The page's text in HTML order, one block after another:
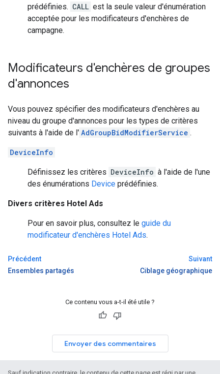
prédéfinies. CALL est la seule valeur d'énumération
acceptée pour les modificateurs d'enchères de
campagne.
Modificateurs d'enchères de groupes
d'annonces
Vous pouvez spécifier des modificateurs d'enchères au
niveau du groupe d'annonces pour les types de critères
suivants à l'aide de l' AdGroupBidModifierService .
DeviceInfo
Définissez les critères DeviceInfo à l'aide de l'une
des énumérations Device prédéfinies.
Divers critères Hotel Ads
Pour en savoir plus, consultez le guide du
modificateur d'enchères Hotel Ads.
Précédent
Ensembles partagés
Suivant
Ciblage géographique
Ce contenu vous a-t-il été utile ?
Envoyer des commentaires